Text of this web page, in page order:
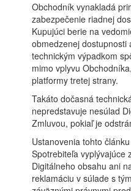
Obchodník vynakladá
zabezpečenie riadnej
Kupujúci berie na
obmedzenej dostupnosti
technickým výpadkom
mimo vplyvu
platformy tretej strany.
Takáto dočasná
nepredstavuje nesúlad
Zmluvou, pokiaľ je
Ustanovenia tohto
Spotrebiteľa vyplývajúce
Digitálneho obsahu ani
reklamáciu v súlade s